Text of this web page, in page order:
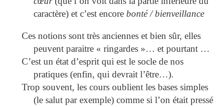
caractère) et c’est encore bonté / bienveillance
Ces notions sont très anciennes et bien sûr, elles
peuvent paraitre « ringardes »… et pourtant …
C’est un état d’esprit qui est le socle de nos
pratiques (enfin, qui devrait l’être…).
Trop souvent, les cours oublient les bases simples
(le salut par exemple) comme si l’on était pressé